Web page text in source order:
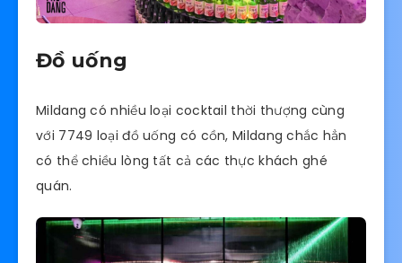
Đồ uống
Mildang có nhiều loại cocktail thời thượng cùng
với 7749 loại đồ uống có cồn, Mildang chắc hẳn
có thể chiều lòng tất cả các thực khách ghé
quán.